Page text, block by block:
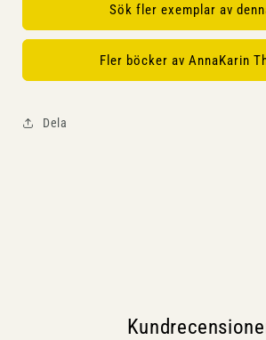
Sök fler exemplar av
Fler böcker av AnnaKarin
Dela